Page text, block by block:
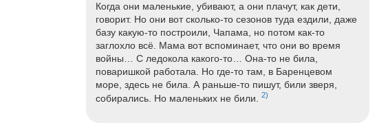
Когда они маленькие, убивают, а они плачут, как дети,
говорит. Но они вот сколько-то сезонов туда ездили, даже
базу какую-то построили, Чапама, но потом как-то
заглохло всё. Мама вот вспоминает, что они во время
войны… С ледокола какого-то… Она-то не била,
поваришкой работала. Но где-то там, в Баренцевом
море, здесь не била. А раньше-то пишут, били зверя,
собирались. Но маленьких не били.
2)